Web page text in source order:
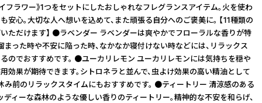
フラワー》1つをセットにしたおしゃれなフレグランスアイテム。火を使わ
安心。大切な人へ想いを込めて、また頑張る自分へのご褒美に。 【11種類の
ただけます】 ●ラベンダー ラベンダーは爽やかでフローラルな香りが特
まった時や不安に陥った時、なかなか寝付けない時などには、リラックス
のでおすすめです。 ●ユーカリレモン ユーカリレモンには気持ちを穏や
効果が期待できます。シトロネラと並んで、虫よけ効果の高い精油として
み前のリラックスタイムにもおすすめです。 ●ティートリー 清涼感のある
ディーな森林のような優しい香りのティートリー。精神的な不安を和らげ、